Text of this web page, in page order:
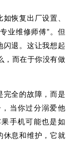
恢复出厂设置、
业维修师傅”。但
闪退。这让我想起
，而在于你没有做
完全的故障，而是
当你过分溺爱他
手机可能也是如
休息和维护，它就